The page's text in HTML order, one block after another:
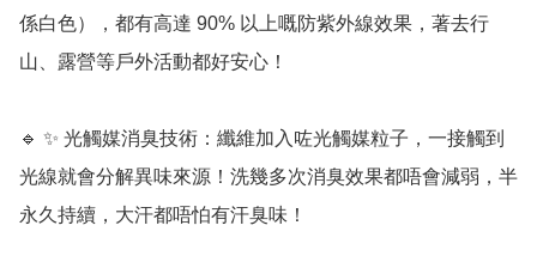
係白色），都有高達 90% 以上嘅防紫外線效果，著去行
山、露營等戶外活動都好安心！
🔹 ✨ 光觸媒消臭技術：纖維加入咗光觸媒粒子，一接觸到
光線就會分解異味來源！洗幾多次消臭效果都唔會減弱，半
永久持續，大汗都唔怕有汗臭味！